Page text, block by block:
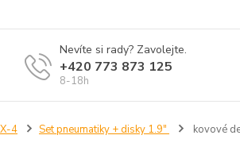
Nevíte si rady? Zavolejte.
+420 773 873 125
8-18h
4 Set pneumatiky + disky 1.9"
kovové